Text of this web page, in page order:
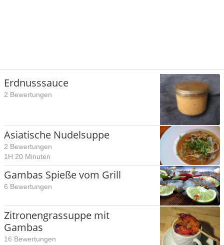
Erdnusssauce
2 Bewertungen
Asiatische Nudelsuppe
2 Bewertungen
1H 20 Minuten
Gambas Spieße vom Grill
6 Bewertungen
Zitronengrassuppe mit
Gambas
16 Bewertungen